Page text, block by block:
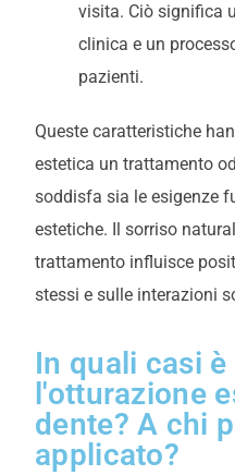
visita. Ciò significa
clinica e un
pazienti.
Queste caratteristiche
estetica un trattamento
soddisfa sia le esigenze
estetiche. Il sorriso
trattamento influisce
stessi e sulle interazioni
In quali casi
l'otturazione
dente? A chi
applicato?